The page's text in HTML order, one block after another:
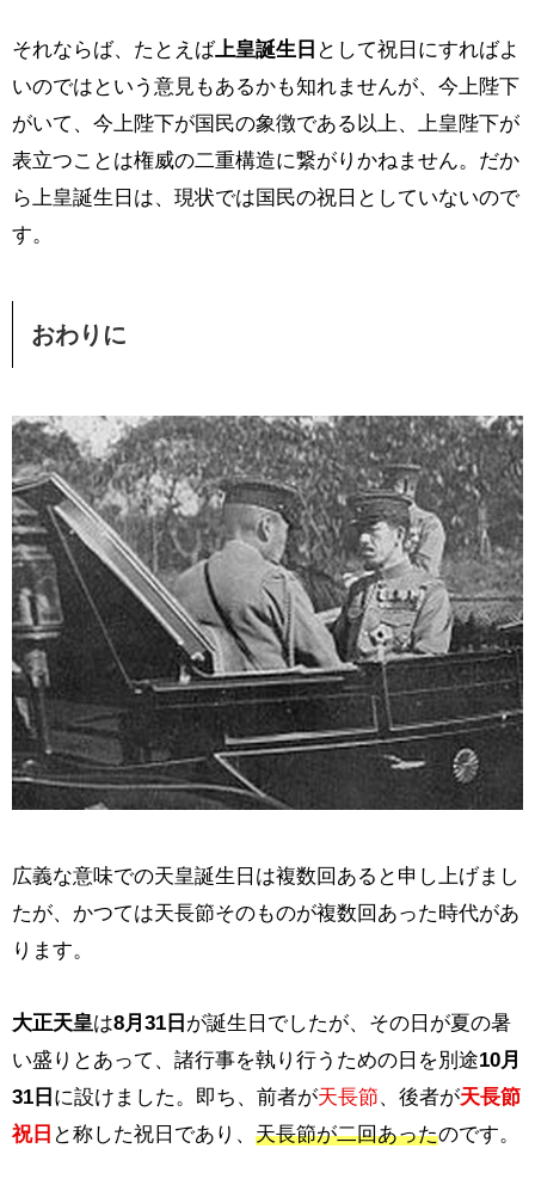
それならば、たとえば上皇誕生日 として祝日にすればよ
いのではという意見もあるかも知れませんが、今上陛下
がいて、今上陛下が国民の象徴である以上、上皇陛下が
表立つことは権威の二重構造に繋がりかねません。だか
ら上皇誕生日は、現状では国民の祝日としていないので
す。
おわりに
広義な意味での天皇誕生日は複数回あると申し上げまし
たが、かつては天長節そのものが複数回あった時代があ
ります。
大正天皇は8月31日 が誕生日でしたが、その日が夏の暑
い盛りとあって、諸行事を執り行うための日を別途10月
31日 に設けました。即ち、前者が天長節、後者が天長節
祝日 と称した祝日であり、 天長節が二回あったのです。